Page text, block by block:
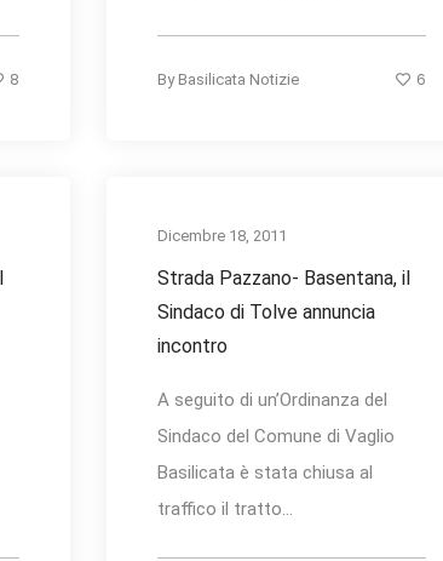
8 By Basilicata Notizie 6
Dicembre 18, 2011
Strada Pazzano- Basentana, il
Sindaco di Tolve annuncia
incontro
A seguito di un’Ordinanza del
Sindaco del Comune di Vaglio
Basilicata è stata chiusa al
traffico il tratto...